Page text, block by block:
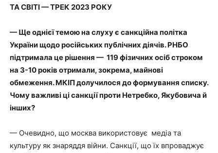
ТА СВІТІ — ТРЕК 2023 РОКУ
— Ще однієї темою на слуху є санкційна політка
України щодо російських публічних діячів. РНБО
підтримала це рішення — 119 фізичних осіб строком
на 3-10 років отримали, зокрема, майнові
обмеження. МКІП долучилося до формування списку.
Чому важливі ці санкції проти Нетребко, Якубовича й
інших?
— Очевидно, що москва використовує медіа та
культуру як знаряддя війни. Санкції, що їх впроваджує